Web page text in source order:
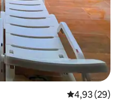
Vidutinis
4,93 (29)